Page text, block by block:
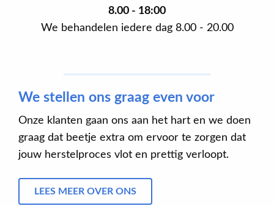
8.00 - 18:00
We behandelen iedere dag 8.00 - 20.00
We stellen ons graag even voor
Onze klanten gaan ons aan het hart en we doen
graag dat beetje extra om ervoor te zorgen dat
jouw herstelproces vlot en prettig verloopt.
LEES MEER OVER ONS